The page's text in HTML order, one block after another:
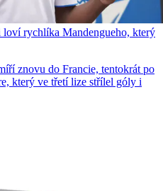
loví rychlíka Mandengueho, který
znovu do Francie, tentokrát po
který ve třetí lize střílel góly i